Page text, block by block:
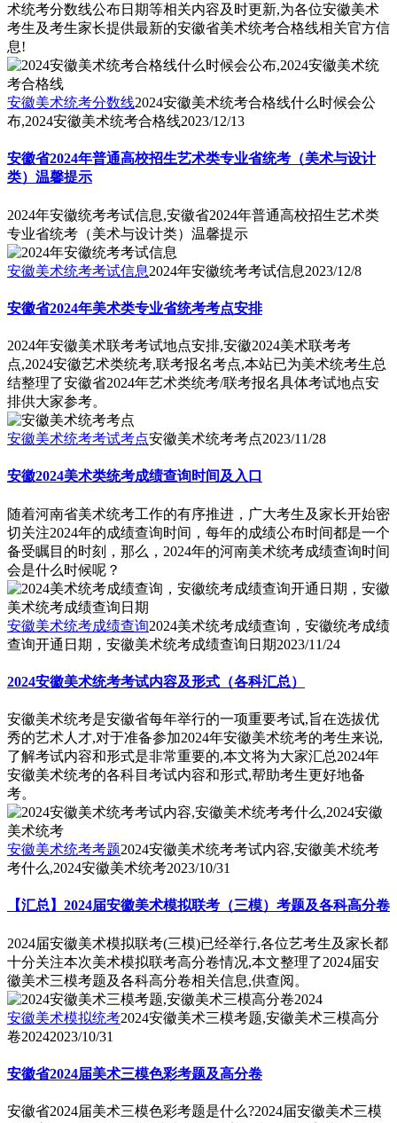
术统考分数线公布日期等相关内容及时更新,为各位安徽美术
考生及考生家长提供最新的安徽省美术统考合格线相关官方信
息!
安徽美术统考分数线2024安徽美术统考合格线什么时候会公
布,2024安徽美术统考合格线2023/12/13
安徽省2024年普通高校招生艺术类专业省统考（美术与设计
类）温馨提示
2024年安徽统考考试信息,安徽省2024年普通高校招生艺术类
专业省统考（美术与设计类）温馨提示
安徽美术统考考试信息2024年安徽统考考试信息2023/12/8
安徽省2024年美术类专业省统考考点安排
2024年安徽美术联考考试地点安排,安徽2024美术联考考
点,2024安徽艺术类统考,联考报名考点,本站已为美术统考生总
结整理了安徽省2024年艺术类统考/联考报名具体考试地点安
排供大家参考。
安徽美术统考考试考点安徽美术统考考点2023/11/28
安徽2024美术类统考成绩查询时间及入口
随着河南省美术统考工作的有序推进，广大考生及家长开始密
切关注2024年的成绩查询时间，每年的成绩公布时间都是一个
备受瞩目的时刻，那么，2024年的河南美术统考成绩查询时间
会是什么时候呢？
安徽美术统考成绩查询2024美术统考成绩查询，安徽统考成绩
查询开通日期，安徽美术统考成绩查询日期2023/11/24
2024安徽美术统考考试内容及形式（各科汇总）
安徽美术统考是安徽省每年举行的一项重要考试,旨在选拔优
秀的艺术人才,对于准备参加2024年安徽美术统考的考生来说,
了解考试内容和形式是非常重要的,本文将为大家汇总2024年
安徽美术统考的各科目考试内容和形式,帮助考生更好地备
考。
安徽美术统考考题2024安徽美术统考考试内容,安徽美术统考
考什么,2024安徽美术统考2023/10/31
【汇总】2024届安徽美术模拟联考（三模）考题及各科高分卷
2024届安徽美术模拟联考(三模)已经举行,各位艺考生及家长都
十分关注本次美术模拟联考高分卷情况,本文整理了2024届安
徽美术三模考题及各科高分卷相关信息,供查阅。
安徽美术模拟统考2024安徽美术三模考题,安徽美术三模高分
卷20242023/10/31
安徽省2024届美术三模色彩考题及高分卷
安徽省2024届美术三模色彩考题是什么?2024届安徽美术三模